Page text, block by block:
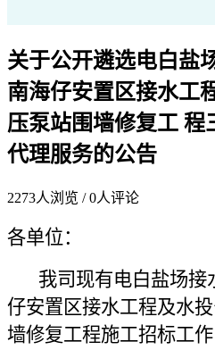
关于公开遴选电白盐
南海仔安置区接水工
压泵站围墙修复工 程
代理服务的公告
2273人浏览 /0人评论
各单位：
我司现有电白盐场接
仔安置区接水工程及水
墙修复工程施工招标工作